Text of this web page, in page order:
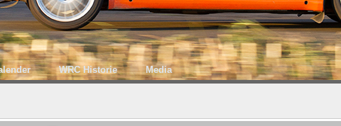
WRC Historie Media